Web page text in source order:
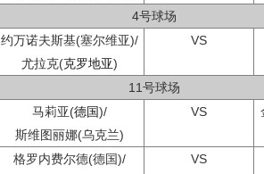
4号球场
约万诺夫斯基(塞尔维亚)/
尤拉克(克罗地亚)
VS
11号球场
马莉亚(德国)/
斯维图丽娜(乌克兰)
VS
格罗内费尔德(德国)/
VS